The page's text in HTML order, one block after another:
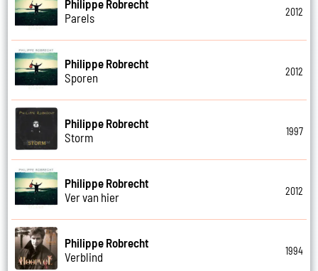
Philippe Robrecht
Parels
2012
Philippe Robrecht
Sporen
2012
Philippe Robrecht
Storm
1997
Philippe Robrecht
Ver van hier
2012
Philippe Robrecht
Verblind
1994